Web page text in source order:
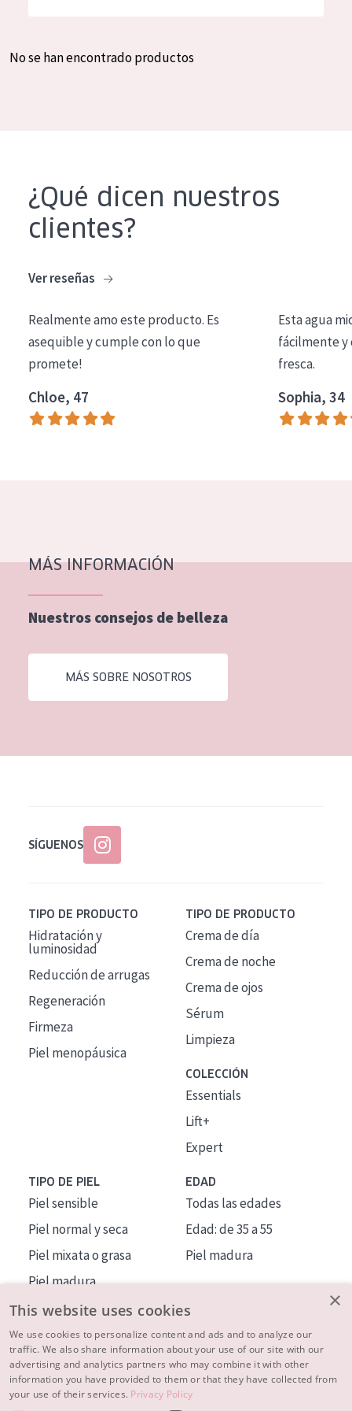
Crema de día
Crema de noche
Limpieza
COLECCIÓN
Essentials
Lift+
Piel normal y seca
Piel mixata o grasa
Piel madura
Piel expuesta al sol
Piel menopáusica
Todas las edades
Spanish
No se han encontrado productos
¿Qué dicen nuestros
clientes?
Ver reseñas
Realmente amo este producto. Es
asequible y cumple con lo que
promete!
Chloe, 47
Esta agua
fácilmente y
fresca.
Sophia, 34
MÁS INFORMACIÓN
Nuestros consejos de belleza
MÁS SOBRE NOSOTROS
SÍGUENOS
TIPO DE PRODUCTO
Hidratación y
luminosidad
Reducción de arrugas
Regeneración
Firmeza
Piel menopáusica
TIPO DE PRODUCTO
Crema de día
Crema de noche
Crema de ojos
Sérum
Limpieza
COLECCIÓN
Essentials
Lift+
Expert
TIPO DE PIEL
Piel sensible
Piel normal y seca
Piel mixata o grasa
Piel madura
Piel expuesta al sol
Piel menopáusica
EDAD
Todas las edades
Edad: de 35 a 55
Piel madura
MÁS SOBRE NOSOTROS
INSPIRACIÓN
×
This website uses cookies
We use cookies to personalize content and ads and to analyze our
traffic. We also share information about your use of our site with our
advertising and analytics partners who may combine it with other
information you have provided to them or that they have collected from
your use of their services. Privacy Policy